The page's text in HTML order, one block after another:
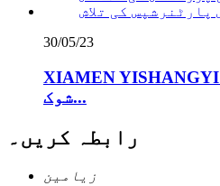
30/05/23
XIAMEN YISHANGYI گارمنٹس CO., LTD.
شوک...
رابطہ کریں۔
زیامین